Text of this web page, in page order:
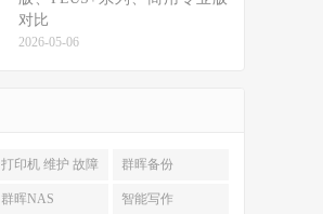
对比
2026-05-06
打印机 维护 故障
排查
群晖备份
群晖NAS 智能写作